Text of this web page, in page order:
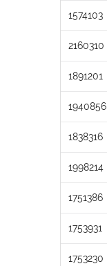
1574103
2160310
1891201
1940856
1838316
1998214
1751386
1753931
1753230